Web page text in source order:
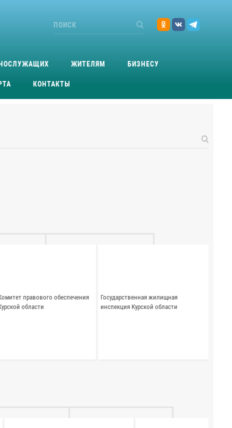
ЖИТЕЛЯМ БИЗНЕСУ
КОНТАКТЫ
правового обеспечения
области
Государственная жилищная
инспекция Курской области